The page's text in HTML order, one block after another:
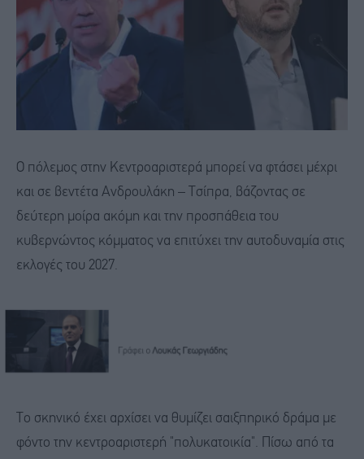
Ο πόλεμος στην Κεντροαριστερά μπορεί να φτάσει μέχρι
και σε βεντέτα Ανδρουλάκη – Τσίπρα, βάζοντας σε
δεύτερη μοίρα ακόμη και την προσπάθεια του
κυβερνώντος κόμματος να επιτύχει την αυτοδυναμία στις
εκλογές του 2027.
Το σκηνικό έχει αρχίσει να θυμίζει σαιξπηρικό δράμα με
φόντο την κεντροαριστερή "πολυκατοικία". Πίσω από τα